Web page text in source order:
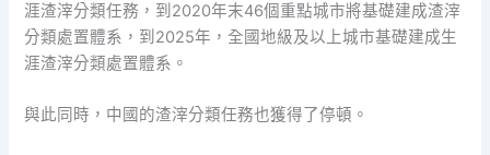
涯渣滓分類任務，到2020年末46個重點城市將基礎建成渣滓
分類處置體系，到2025年，全國地級及以上城市基礎建成生
涯渣滓分類處置體系。
與此同時，中國的渣滓分類任務也獲得了停頓。